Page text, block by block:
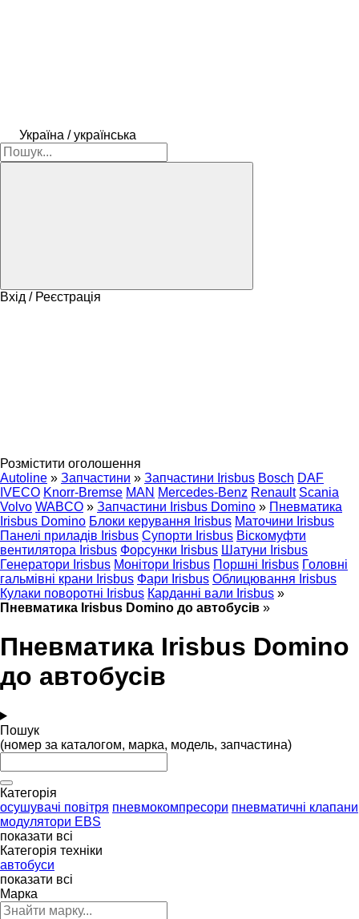
Україна / українська
Вхід / Реєстрація
Розмістити оголошення
Autoline » Запчастини » Запчастини Irisbus Bosch DAF
IVECO Knorr-Bremse MAN Mercedes-Benz Renault Scania
Volvo WABCO » Запчастини Irisbus Domino » Пневматика
Irisbus Domino Блоки керування Irisbus Маточини Irisbus
Панелі приладів Irisbus Супорти Irisbus Віскомуфти
вентилятора Irisbus Форсунки Irisbus Шатуни Irisbus
Генератори Irisbus Монітори Irisbus Поршні Irisbus Головні
гальмівні крани Irisbus Фари Irisbus Облицювання Irisbus
Кулаки поворотні Irisbus Карданні вали Irisbus »
Пневматика Irisbus Domino до автобусів »
Пневматика Irisbus Domino
до автобусів
Пошук
(номер за каталогом, марка, модель, запчастина)
Категорія
осушувачі повітря пневмокомпресори пневматичні клапани
модулятори EBS
показати всі
Категорія техніки
автобуси
показати всі
Марка